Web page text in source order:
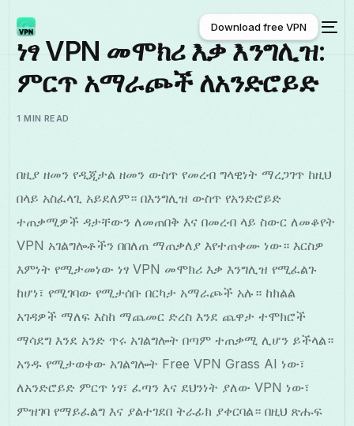
አማርኛ
Download free VPN
Download free VPN
ነፃ VPN መሞክሪ እቃ እንግሊዝ:
ምርጥ አማራጮች ለአንድሮይድ
1 MIN READ
በዚያ ዘመን የዲጂታል ዘመን ውስጥ የመረብ ግላዊነት ማረጋገጥ ከዚህ
በላይ አስፈላጊ አይደለም። በእንግሊዝ ውስጥ የአንድሮይድ
ተጠቃሚዎች ዳታቸውን ለመጠበቅ እና በመረብ ላይ ስውር ለመቆየት
VPN አገልግሎቶችን በበለጠ ማጠቃለያ እየተጠቀሙ ነው። እርስዎ
እምነት የሚታመነው ነፃ VPN መሞክሪ እቃ እንግሊዝ የሚፈልጉ
ከሆነ፣ የሚገባው የሚታሰቡ በርካታ አማራጮች አሉ። ከክልል
አገዳዎች ማለፍ እስከ ማጨመር ድረስ እንደ ጨዋታ ተሞክሮች
ማሳደግ እንደ አንድ ጥሩ አገልግሎት በጣም ተጠቃሚ ሊሆን ይችላል።
አንዱ የሚታወቀው አገልግሎት Free VPN Grass AI ነው፣
ለአንድሮይድ ምርጥ ነፃ፣ ፈጣን እና ደህንነት ያለው VPN ነው፣
ምዝገባ የማይፈልግ እና ያልተገደበ ትራፊክ ያቀርባል። በዚህ ጽሑፍ